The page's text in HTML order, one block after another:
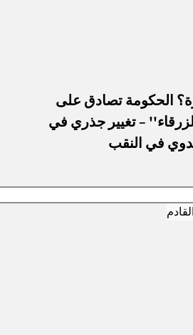
الحكومة تصادق على
– تغيير جذري في
في النقب